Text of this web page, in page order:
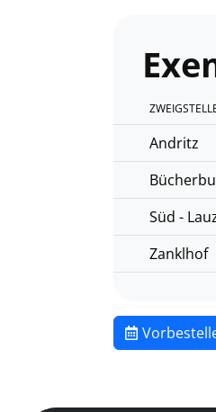
Andritz
Süd -
Zanklhof